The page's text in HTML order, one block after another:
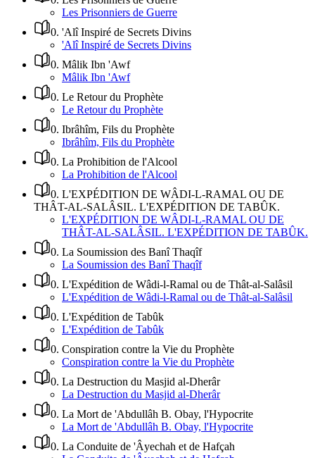
Les Prisonniers de Guerre
0. 'Alî Inspiré de Secrets Divins
'Alî Inspiré de Secrets Divins
0. Mâlik Ibn 'Awf
Mâlik Ibn 'Awf
0. Le Retour du Prophète
Le Retour du Prophète
0. Ibrâhîm, Fils du Prophète
Ibrâhîm, Fils du Prophète
0. La Prohibition de l'Alcool
La Prohibition de l'Alcool
0. L'EXPÉDITION DE WÂDI-L-RAMAL OU DE
THÂT-AL-SALÂSIL. L'EXPÉDITION DE TABÛK.
L'EXPÉDITION DE WÂDI-L-RAMAL OU DE
THÂT-AL-SALÂSIL. L'EXPÉDITION DE TABÛK.
0. La Soumission des Banî Thaqîf
La Soumission des Banî Thaqîf
0. L'Expédition de Wâdi-l-Ramal ou de Thât-al-Salâsil
L'Expédition de Wâdi-l-Ramal ou de Thât-al-Salâsil
0. L'Expédition de Tabûk
L'Expédition de Tabûk
0. Conspiration contre la Vie du Prophète
Conspiration contre la Vie du Prophète
0. La Destruction du Masjid al-Dherâr
La Destruction du Masjid al-Dherâr
0. La Mort de 'Abdullâh B. Obay, l'Hypocrite
La Mort de 'Abdullâh B. Obay, l'Hypocrite
0. La Conduite de 'Âyechah et de Hafçah